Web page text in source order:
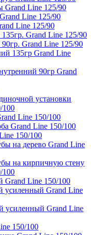
Grand Line 125/90
Line 125/90
Line 125/90
Grand Line 125/90
Grand Line 125/90
135гр Grand Line
90гр Grand
установки
100
Line 150/100
Grand Line 150/100
150/100
на дерево Grand Line
на кирпичную стену
100
Line 150/100
Grand Line
усиленный Grand Line
150/100